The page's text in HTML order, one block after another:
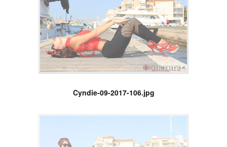
Cyndie-09-2017-106.jpg